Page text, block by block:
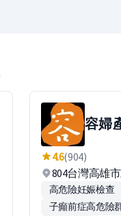
容婦
4.6(904)
804台灣高雄
高危險妊娠檢查
子癲前症高危險